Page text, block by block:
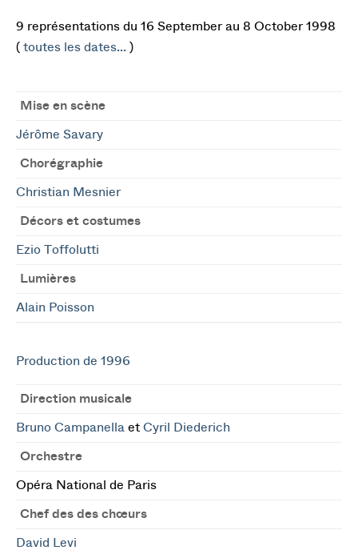
9 représentations du 16 September au 8 October 1998
( toutes les dates... )
Mise en scène
Jérôme Savary
Chorégraphie
Christian Mesnier
Décors et costumes
Ezio Toffolutti
Lumières
Alain Poisson
Production de 1996
Direction musicale
Bruno Campanella et Cyril Diederich
Orchestre
Opéra National de Paris
Chef des des chœurs
David Levi